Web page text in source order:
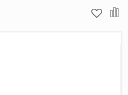
Quick Step